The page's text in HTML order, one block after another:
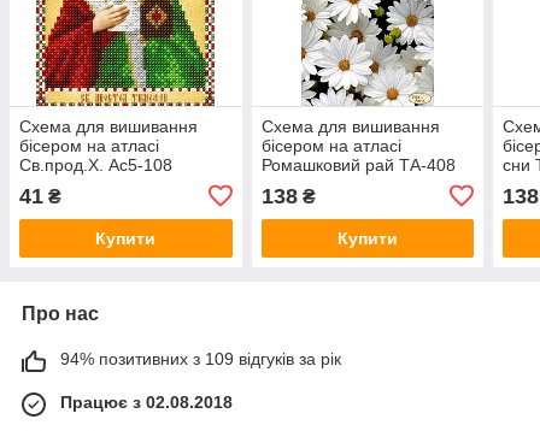
Схема для вишивання
бісером на атласі
Св.прод.X. Ас5-108
41 ₴
Купити
Схема для вишивання
бісером на атласі
Ромашковий рай ТА-408
138₴
Купити
сни
138
Про нас
94% позитивних з 109 відгуків за рік
Працює з 02.08.2018